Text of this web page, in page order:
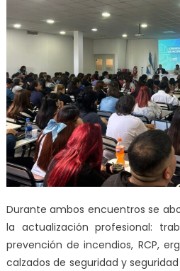
Durante ambos encuentros se
la actualización profesional:
prevención de incendios, RCP,
calzados de seguridad y